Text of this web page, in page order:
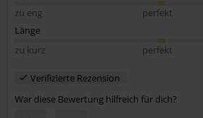
zu eng
perfekt
Länge
zu kurz
perfekt
Verifizierte Rezension
War diese Bewertung hilfreich für dich?